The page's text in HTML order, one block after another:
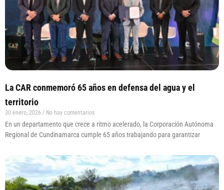
La CAR conmemoró 65 años en defensa del agua y el
territorio
30 enero, 2026 No hay comentarios
En un departamento que crece a ritmo acelerado, la Corporación Autónoma
Regional de Cundinamarca cumple 65 años trabajando para garantizar